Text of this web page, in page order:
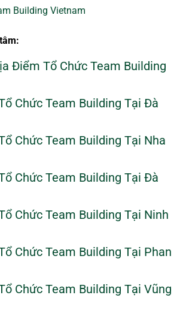
Building Vietnam
Điểm Tổ Chức Team Building
Chức Team Building Tại Đà
Chức Team Building Tại Nha
Chức Team Building Tại Đà
Chức Team Building Tại Ninh
Chức Team Building Tại Phan
Chức Team Building Tại Vũng